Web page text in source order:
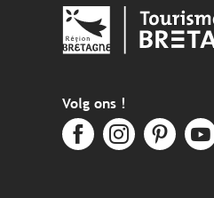
Volg ons !